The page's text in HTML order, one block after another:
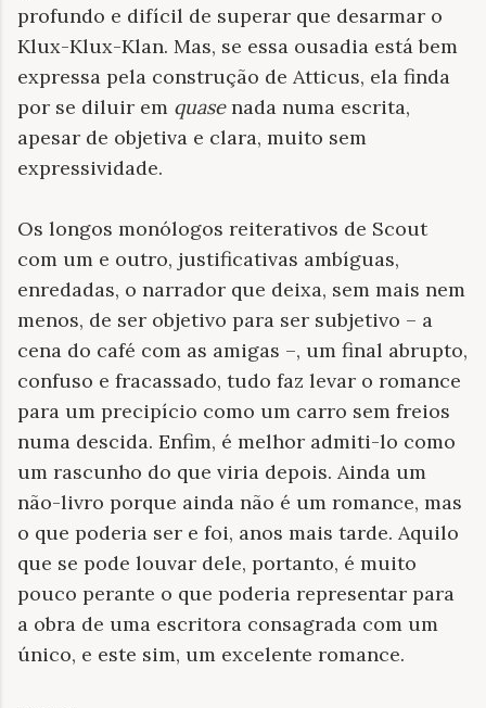
profundo e difícil de superar que desarmar o
Klux-Klux-Klan. Mas, se essa ousadia está bem
expressa pela construção de Atticus, ela finda
por se diluir em quasenada numa escrita,
apesar de objetiva e clara, muito sem
expressividade.
Os longos monólogos reiterativos de Scout
com um e outro, justificativas ambíguas,
enredadas, o narrador que deixa, sem mais nem
menos, de ser objetivo para ser subjetivo – a
cena do café com as amigas –, um final abrupto,
confuso e fracassado, tudo faz levar o romance
para um precipício como um carro sem freios
numa descida. Enfim, é melhor admiti-lo como
um rascunho do que viria depois. Ainda um
não-livro porque ainda não é um romance, mas
o que poderia ser e foi, anos mais tarde. Aquilo
que se pode louvar dele, portanto, é muito
pouco perante o que poderia representar para
a obra de uma escritora consagrada com um
único, e este sim, um excelente romance.